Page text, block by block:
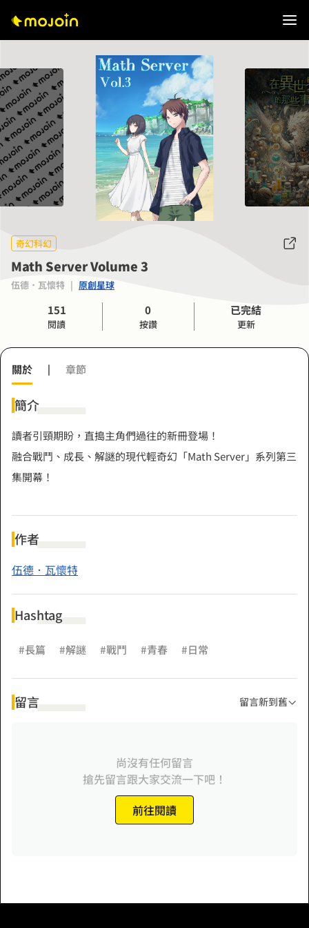
奇幻科幻
Math Server Volume 3
伍德．瓦懷特 | 原創星球
151
閱讀
0
按讚
已完結
更新
關於 | 章節
簡介
讀者引頸期盼，直搗主角們過往的新冊登場！
融合戰鬥、成長、解謎的現代輕奇幻「Math Server」系列第三
集開幕！
作者
伍德．瓦懷特
Hashtag
#長篇 #解謎 #戰鬥 #青春 #日常
留言 留言新到舊
尚沒有任何留言
搶先留言跟大家交流一下吧！
前往閱讀